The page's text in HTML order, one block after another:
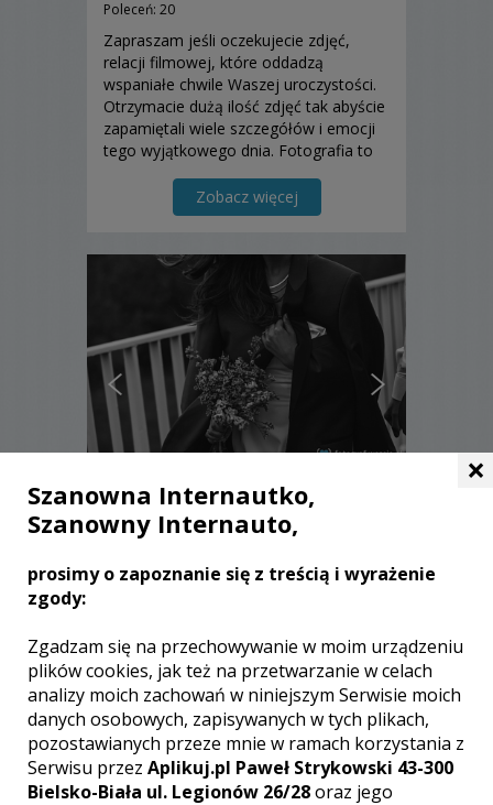
Poleceń: 20
Zapraszam jeśli oczekujecie zdjęć,
relacji filmowej, które oddadzą
wspaniałe chwile Waszej uroczystości.
Otrzymacie dużą ilość zdjęć tak abyście
zapamiętali wiele szczegółów i emocji
tego wyjątkowego dnia. Fotografia to
piękne momenty i ważne wydarzenia
utrwalona na zawsze dla Was i Waszych
Zobacz więcej
Sebastian - Wrocław
2000 zł/ sesja
Fotografia ślubna jest dla mnie
szczególnie bliska. Nie ma nic
ciekawszego, niż uwiecznienie uczuć
dwojga kochających się ludzi.
Zapraszam.
×
Szanowna Internautko,
Szanowny Internauto,
prosimy o zapoznanie się z treścią i wyrażenie
zgody:
Zgadzam się na przechowywanie w moim urządzeniu
plików cookies, jak też na przetwarzanie w celach
analizy moich zachowań w niniejszym Serwisie moich
danych osobowych, zapisywanych w tych plikach,
pozostawianych przeze mnie w ramach korzystania z
Serwisu przez Aplikuj.pl Paweł Strykowski 43-300
Bielsko-Biała ul. Legionów 26/28oraz jego